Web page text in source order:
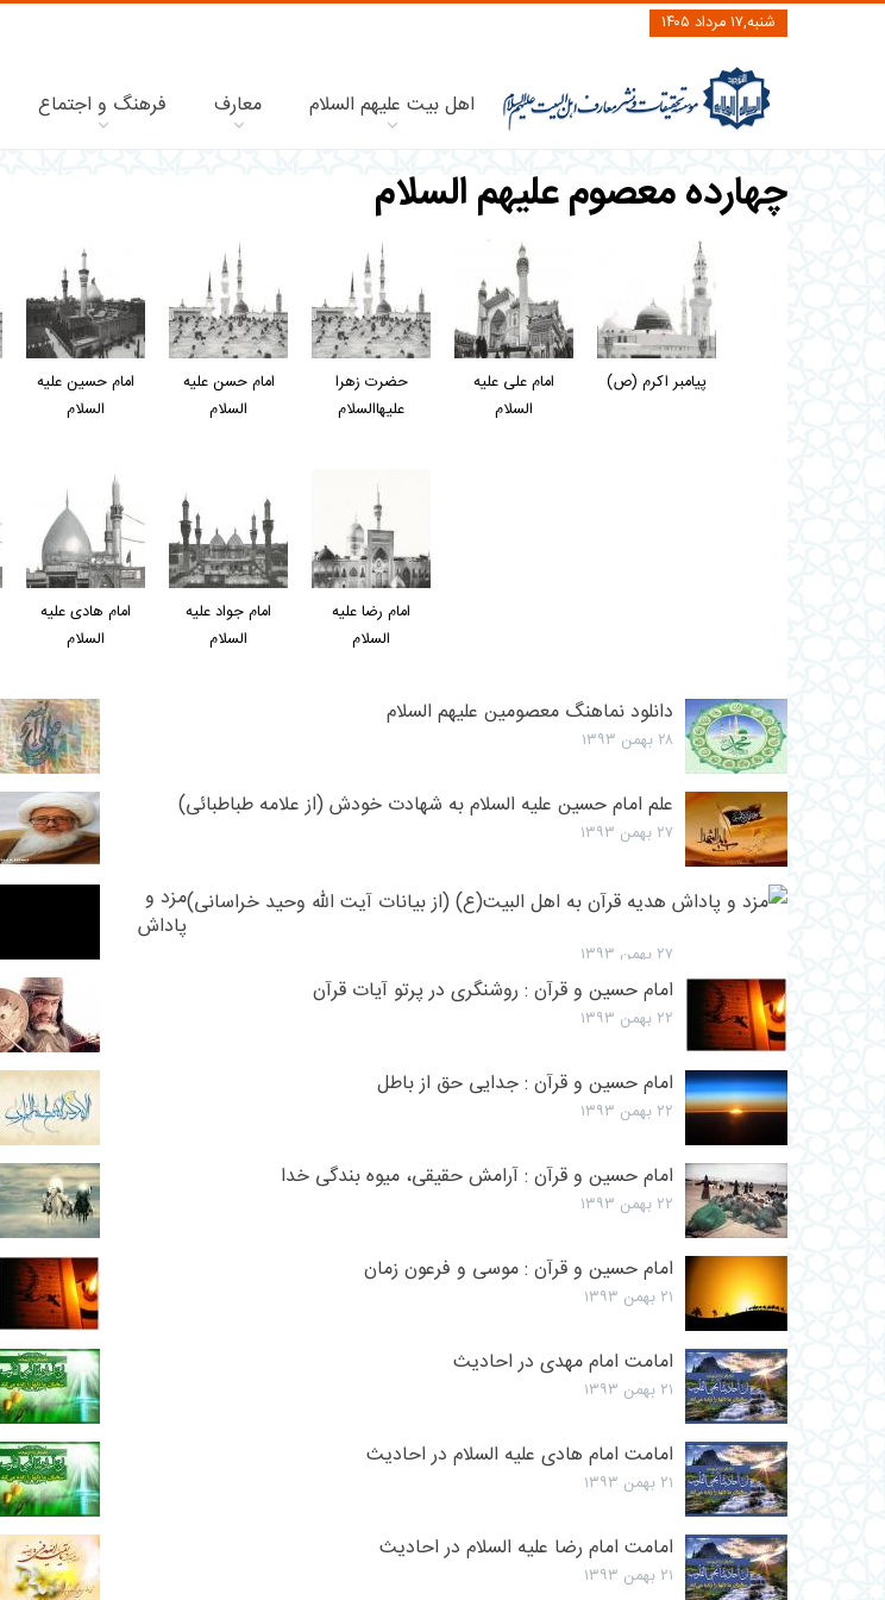
شنبه,۱۷ مرداد ۱۴۰۵
اهل بیت علیهم السلام معارف فرهنگ و اجتماع
چهارده معصوم علیهم السلام
پيامبر اكرم (ص)
امام علی عليه
السلام
حضرت زهرا
عليهاالسلام
امام حسن عليه
السلام
امام حسين عليه
السلام
امام رضا عليه
السلام
امام جواد عليه
السلام
امام هادی عليه
السلام
دانلود نماهنگ معصومین علیهم السلام
۲۸ بهمن ۱۳۹۳
علم امام حسین علیه السلام به شهادت خودش (از علامه طباطبائی)
۲۷ بهمن ۱۳۹۳
مزد و
پاداش
۲۷ بهمن ۱۳۹۳
امام حسین و قرآن : روشن‏گرى در پرتو آيات قرآن
۲۲ بهمن ۱۳۹۳
امام حسین و قرآن : جدايى حق از باطل‏
۲۲ بهمن ۱۳۹۳
امام حسین و قرآن : آرامش حقيقى، ميوه بندگى خدا
۲۲ بهمن ۱۳۹۳
امام حسین و قرآن : موسی و فرعون زمان
۲۱ بهمن ۱۳۹۳
امامت امام مهدى در احادیث
۲۱ بهمن ۱۳۹۳
امامت امام هادى علیه السلام در احادیث
۲۱ بهمن ۱۳۹۳
امامت امام رضا علیه السلام در احادیث
۲۱ بهمن ۱۳۹۳